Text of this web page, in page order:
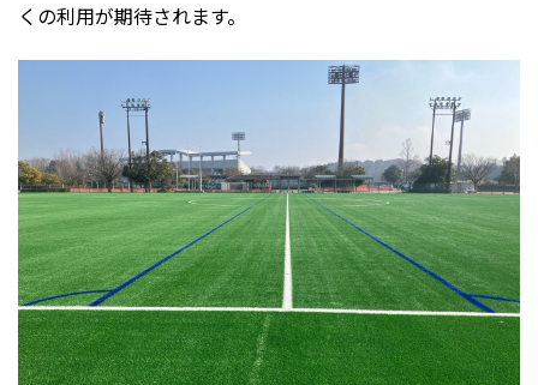
くの利用が期待されます。